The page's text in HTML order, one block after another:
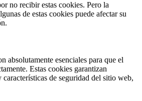
no recibir estas cookies. Pero la
de estas cookies puede afectar su
absolutamente esenciales para que el
Estas cookies garantizan
de seguridad del sitio web,